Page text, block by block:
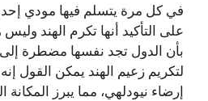
في كل مرة يتسلم فيها مودي
بأن الدول تجد نفسها مضطرة
لتكريم زعيم الهند يمكن القول
إرضاء نيودلهي، مما يبرز المكانة